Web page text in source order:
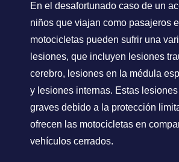
En el desafortunado caso de un
niños que viajan como pasajeros
motocicletas pueden sufrir una
lesiones, que incluyen lesiones
cerebro, lesiones en la médula
y lesiones internas. Estas
graves debido a la protección
ofrecen las motocicletas en
vehículos cerrados.